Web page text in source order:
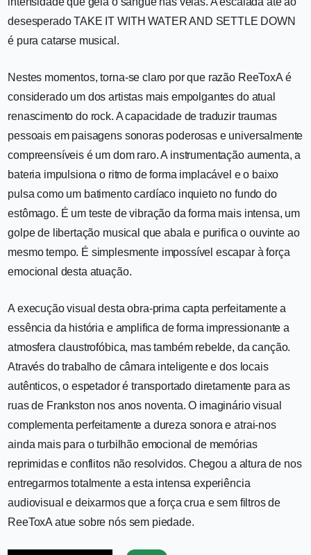
desesperado TAKE IT WITH WATER AND SETTLE DOWN
é pura catarse musical.
Nestes momentos, torna-se claro por que razão ReeToxA é
considerado um dos artistas mais empolgantes do atual
renascimento do rock. A capacidade de traduzir traumas
pessoais em paisagens sonoras poderosas e universalmente
compreensíveis é um dom raro. A instrumentação aumenta, a
bateria impulsiona o ritmo de forma implacável e o baixo
pulsa como um batimento cardíaco inquieto no fundo do
estômago. É um teste de vibração da forma mais intensa, um
golpe de libertação musical que abala e purifica o ouvinte ao
mesmo tempo. É simplesmente impossível escapar à força
emocional desta atuação.
A execução visual desta obra-prima capta perfeitamente a
essência da história e amplifica de forma impressionante a
atmosfera claustrofóbica, mas também rebelde, da canção.
Através do trabalho de câmara inteligente e dos locais
autênticos, o espetador é transportado diretamente para as
ruas de Frankston nos anos noventa. O imaginário visual
complementa perfeitamente a dureza sonora e atrai-nos
ainda mais para o turbilhão emocional de memórias
reprimidas e conflitos não resolvidos. Chegou a altura de nos
entregarmos totalmente a esta intensa experiência
audiovisual e deixarmos que a força crua e sem filtros de
ReeToxA atue sobre nós sem piedade.